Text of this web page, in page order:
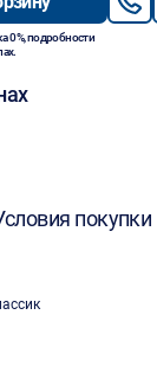
0%, подробности
покупки